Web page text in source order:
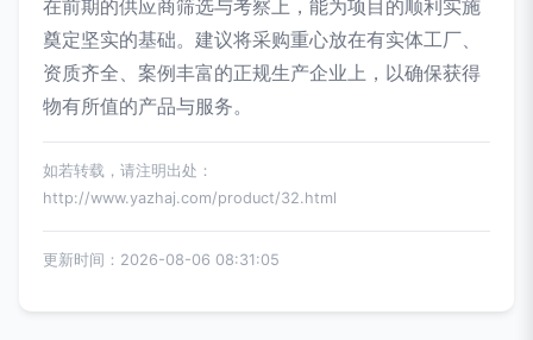
在前期的供应商筛选与考察上，能为项目的顺利实施
奠定坚实的基础。建议将采购重心放在有实体工厂、
资质齐全、案例丰富的正规生产企业上，以确保获得
物有所值的产品与服务。
如若转载，请注明出处：
http://www.yazhaj.com/product/32.html
更新时间：2026-08-06 08:31:05